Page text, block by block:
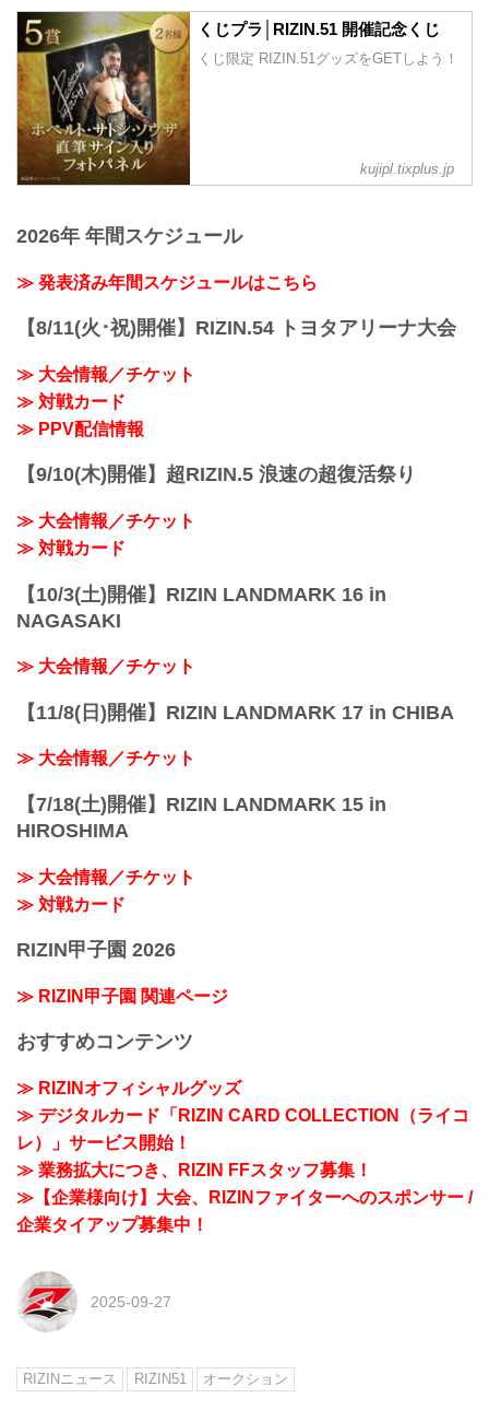
2025年9月28日（日）11:00開場／13:00開
始
※オープニングファイトは11...
ラジャブアリ・シェイドゥラエフ vs. ビ
クター・コレスニック
第12試合／RIZIN WORLD GP...
にて販売がスタートしたぞ！
お得なPPV前売りチケットは、大会前日
の9月27日（土）23:59まで販売！
PPV販売スケジュール一覧
期間 応援
くじプラ│RIZIN.51 開催記念くじ
くじ限定 RIZIN.51グッズをGETしよう！
kujipl.tixplus.jp
2026年 年間スケジュール
≫ 発表済み年間スケジュールはこちら
【8/11(火･祝)開催】RIZIN.54 トヨタアリーナ大会
≫ 大会情報／チケット
≫ 対戦カード
≫ PPV配信情報
【9/10(木)開催】超RIZIN.5 浪速の超復活祭り
≫ 大会情報／チケット
≫ 対戦カード
【10/3(土)開催】RIZIN LANDMARK 16 in
NAGASAKI
≫ 大会情報／チケット
【11/8(日)開催】RIZIN LANDMARK 17 in CHIBA
≫ 大会情報／チケット
【7/18(土)開催】RIZIN LANDMARK 15 in
HIROSHIMA
≫ 大会情報／チケット
≫ 対戦カード
RIZIN甲子園 2026
≫ RIZIN甲子園 関連ページ
おすすめコンテンツ
≫ RIZINオフィシャルグッズ
≫ デジタルカード「RIZIN CARD COLLECTION（ライコ
レ）」サービス開始！
≫ 業務拡大につき、RIZIN FFスタッフ募集！
≫【企業様向け】大会、RIZINファイターへのスポンサー /
企業タイアップ募集中！
2025-09-27
RIZINニュース RIZIN51 オークション